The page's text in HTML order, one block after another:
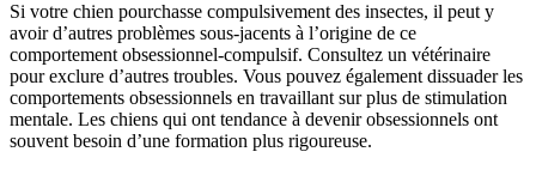
Si votre chien pourchasse compulsivement des insectes, il peut y
avoir d’autres problèmes sous-jacents à l’origine de ce
comportement obsessionnel-compulsif. Consultez un vétérinaire
pour exclure d’autres troubles. Vous pouvez également dissuader les
comportements obsessionnels en travaillant sur plus de stimulation
mentale. Les chiens qui ont tendance à devenir obsessionnels ont
souvent besoin d’une formation plus rigoureuse.